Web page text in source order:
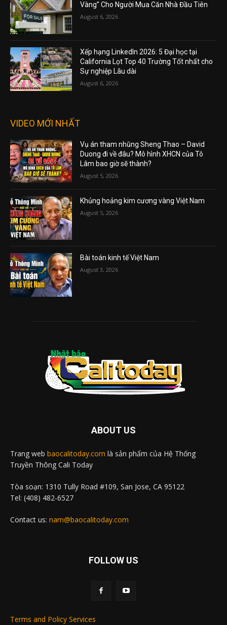
Vàng” Cho Người Mua Căn Nhà Đầu Tiên
August 6, 2026
Xếp hạng LinkedIn 2026: 5 Đại học tại
California Lọt Top 40 Trường Tốt nhất cho
Sự nghiệp Lâu dài
August 6, 2026
VIDEO MỚI NHẤT
Vụ án tham nhũng Sheng Thao – David
Duong đi về đâu? Mô hình XHCN của Tô
Lâm bao giờ sẽ thành?
August 5, 2026
Khủng hoảng kim cương vàng Việt Nam
August 5, 2026
Bài toán kinh tế Việt Nam
August 3, 2026
ABOUT US
Trang web baocalitoday.com là sản phẩm của Hệ Thống
Truyền Thông Cali Today
Tòa soạn: 1310 Tully Road #109, San Jose, CA 95122
Tel: (408) 482-6527
Contact us: nam@baocalitoday.com
FOLLOW US
Terms and Policy Services